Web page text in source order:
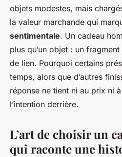
objets modestes, mais
la valeur marchande qui
sentimentale. Un cadeau
plus qu’un objet : un
de lien. Pourquoi certains
temps, alors que d’autres
réponse ne tient ni au prix ni
l’intention derrière.
L’art de choisir un
qui raconte une